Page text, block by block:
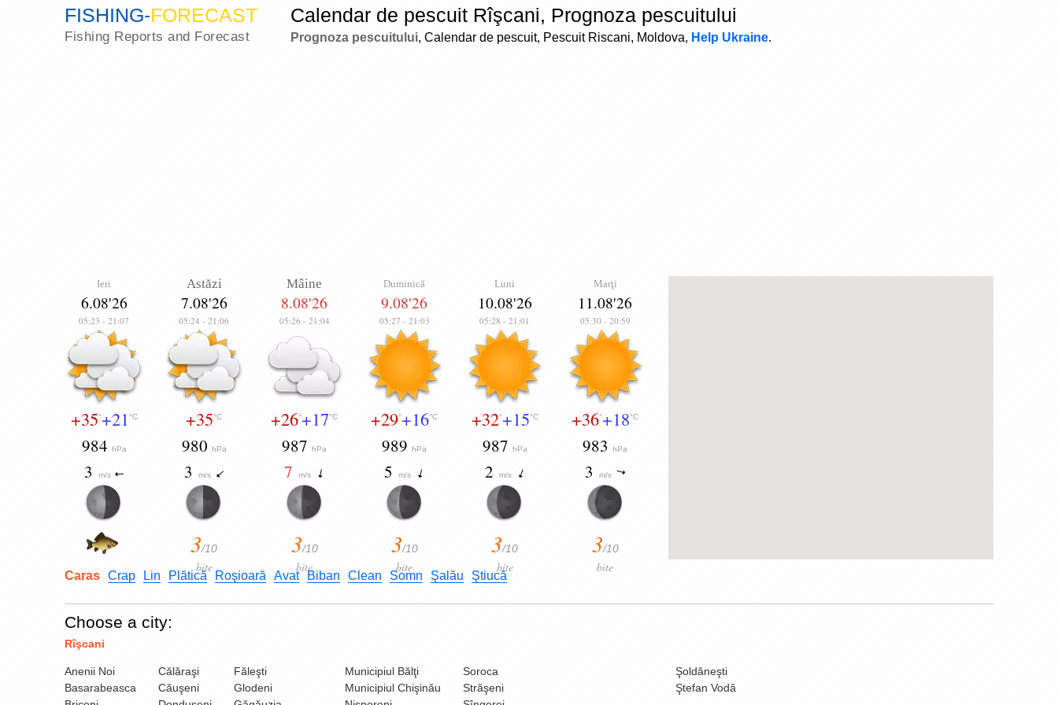
FISHING-FORECAST
Fishing Reports and Forecast
Calendar de pescuit Rîşcani, Prognoza pescuitului
Prognoza pescuitului, Calendar de pescuit, Pescuit Riscani, Moldova, Help Ukraine.
Ieri
6.08'26
05:23 - 21:07
+35°+21 °C
984 hPa
3 m/s
Astăzi
7.08'26
05:24 -21:06
+35°C
980 hPa
3 m/s
3/10
bite
Mâine
8.08'26
05:26- 21:04
+26°+17°C
987hPa
7 m/s
3/10
bite
Duminică
9.08'26
05:27 - 21:03
+29°+16°C
989hPa
5 m/s
3/10
bite
Luni
10.08'26
05:28 -21:01
+32°+15°C
987 hPa
2 m/s
3/10
bite
Marţi
11.08'26
05:30- 20:59
+36°+18°C
983hPa
3 m/s
3/10
bite
Caras Crap Lin Plătică Roşioară Avat Biban Clean Somn Şalău Ştiucă
Choose a city:
Rîşcani
Anenii Noi
Basarabeasca
Călăraşi
Căuşeni
Făleşti
Glodeni
Municipiul Bălţi
Municipiul Chişinău
Soroca
Străşeni
Şoldăneşti
Ştefan Vodă